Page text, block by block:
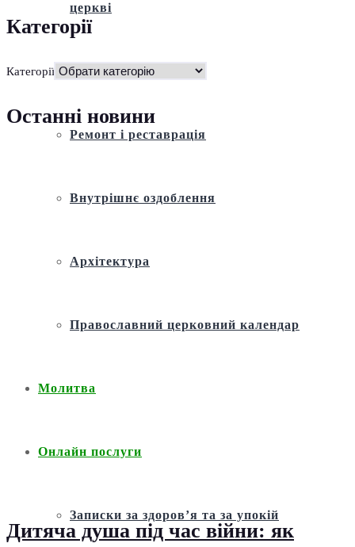
церкві
Історія
Ремонт і реставрація
Внутрішнє оздоблення
Архітектура
Православний церковний календар
Молитва
Онлайн послуги
Записки за здоров’я та за упокій
Категорії
Категорії
Останні новини
Дитяча душа під час війни: як